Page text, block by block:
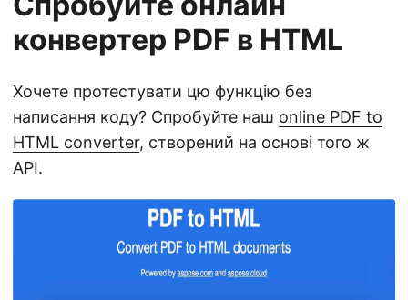
конвертер PDF в HTML
Хочете протестувати цю функцію без
написання коду? Спробуйте наш online PDF to
HTML converter, створений на основі того ж
API.